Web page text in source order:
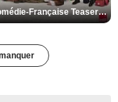
De la Comédie-Française Teaser VF